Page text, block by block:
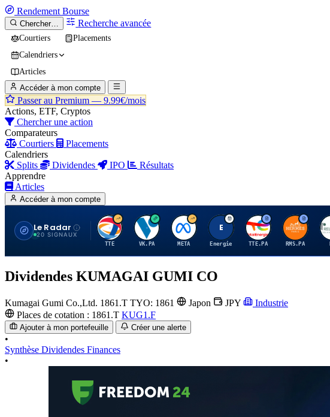
Rendement Bourse
Chercher… Recherche avancée
Courtiers
Placements
Calendriers
Articles
Accéder à mon compte
Passer au Premium — 9.99€/mois
Actions, ETF, Cryptos
Chercher une action
Comparateurs
Courtiers
Placements
Calendriers
Splits
Dividendes IPO
Résultats
Apprendre
Articles
Accéder à mon compte
Le Radar
20 SIGNAUX
T
TTE
V
VK.PA
M
META
E
Energie
T
TTE.PA
H
RMS.PA
Dividendes KUMAGAI GUMI CO
Kumagai Gumi Co.,Ltd. 1861.T TYO: 1861 Japon JPY
Industrie
Places de cotation : 1861.T KUG1.F
Ajouter à mon portefeuille Créer une alerte
•
Synthèse Dividendes Finances
•